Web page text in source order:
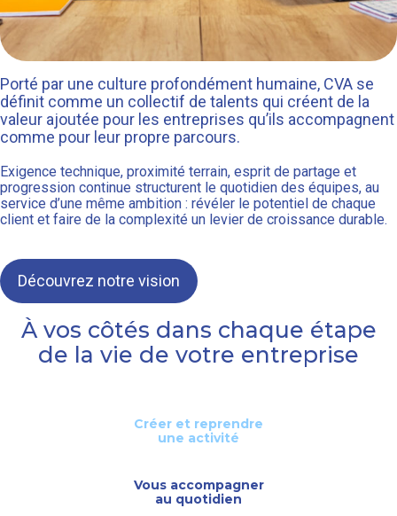
Porté par une culture profondément humaine, CVA se
définit comme un collectif de talents qui créent de la
valeur ajoutée pour les entreprises qu’ils accompagnent
comme pour leur propre parcours.
Exigence technique, proximité terrain, esprit de partage et
progression continue structurent le quotidien des équipes, au
service d’une même ambition : révéler le potentiel de chaque
client et faire de la complexité un levier de croissance durable.
Découvrez notre vision
À vos côtés dans chaque étape
de la vie de votre entreprise
Créer et reprendre
une activité
Vous accompagner
au quotidien